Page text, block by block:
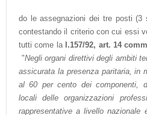
do le assegnazioni dei tre posti (3
contestando il criterio con cui essi
tutti come la l.157/92, art. 14
"Negli organi direttivi degli ambiti
assicurata la presenza paritaria, in
al 60 per cento dei componenti,
locali delle organizzazioni
rappresentative a livello nazionale